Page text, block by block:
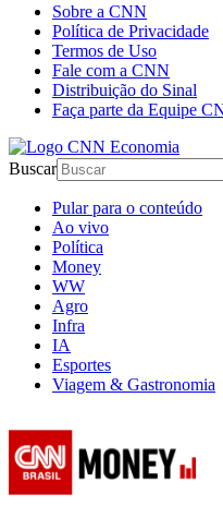
Sobre a CNN
Política de Privacidade
Termos de Uso
Fale com a CNN
Distribuição do Sinal
Faça parte da Equipe
Buscar
Pular para o conteúdo
Ao vivo
Política
Money
WW
Agro
Infra
IA
Esportes
Viagem & Gastronomia